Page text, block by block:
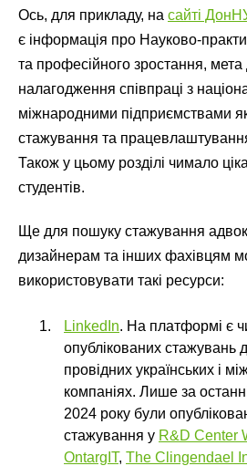
Ось, для прикладу, на сайті
є інформація про Науково-
та професійного зростання, мета
налагодження співпраці з
міжнародними підприємствами
стажування та
Також у цьому розділі чимало
студентів.
Ще для пошуку стажування
дизайнерам та інших фахівцям
використовувати такі ресурси:
LinkedIn. На платформі є
опублікованих стажувань
провідних українських і
компаніях. Лише за
2024 року були
стажування у R&D Center
OntargIT, The Clingendael